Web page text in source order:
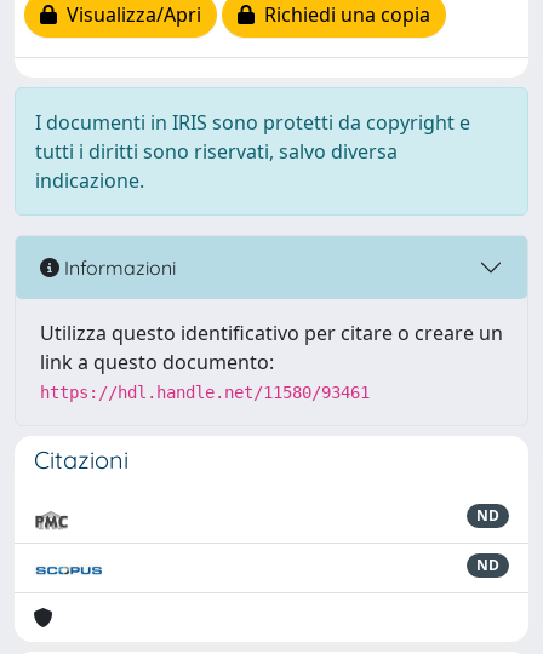
Visualizza/Apri
Richiedi una copia
I documenti in IRIS sono protetti da copyright e
tutti i diritti sono riservati, salvo diversa
indicazione.
Informazioni
Utilizza questo identificativo per citare o creare un
link a questo documento:
https://hdl.handle.net/11580/93461
Citazioni
ND
ND